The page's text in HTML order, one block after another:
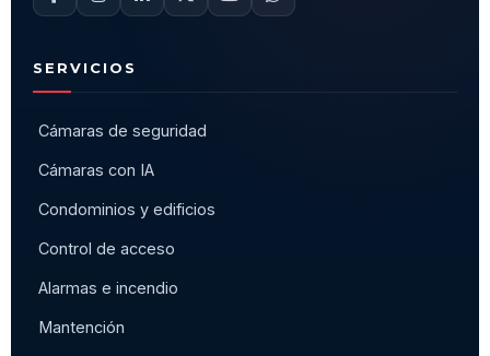
SERVICIOS
Cámaras de seguridad
Cámaras con IA
Condominios y edificios
Control de acceso
Alarmas e incendio
Mantención